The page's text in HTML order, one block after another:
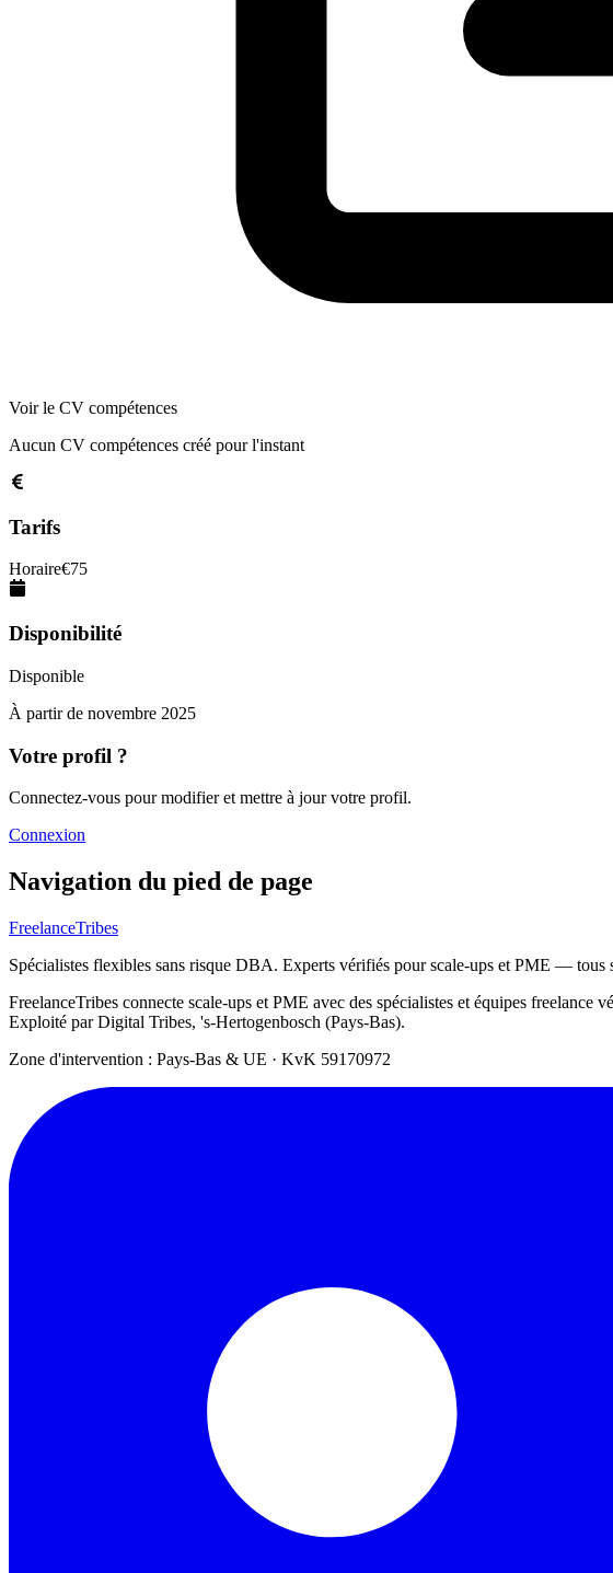
Voir le CV compétences
Aucun CV compétences créé pour l'instant
Tarifs
Horaire€75
Disponibilité
Disponible
À partir de novembre 2025
Votre profil ?
Connectez-vous pour modifier et mettre à jour votre profil.
Connexion
Navigation du pied de page
FreelanceTribes
Spécialistes flexibles sans risque DBA. Experts vérifiés pour scale-ups et PME — tous
FreelanceTribes connecte scale-ups et PME avec des spécialistes et équipes
Exploité par Digital Tribes, 's-Hertogenbosch (Pays-Bas).
Zone d'intervention : Pays-Bas & UE · KvK 59170972